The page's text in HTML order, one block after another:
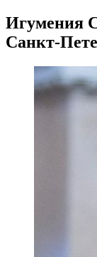
Игумения
Санкт-